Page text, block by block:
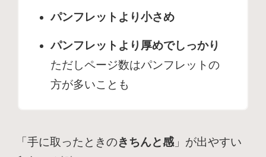
パンフレットより小さめ
パンフレットより厚めでしっかり
ただしページ数はパンフレットの
方が多いことも
「手に取ったときのきちんと感」が出やすい